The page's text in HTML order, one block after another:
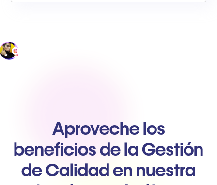
Aproveche los
beneficios de la Gestión
de Calidad en nuestra